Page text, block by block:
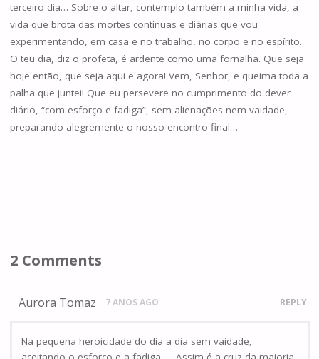
terceiro dia… Sobre o altar, contemplo também a minha vida, a
vida que brota das mortes contínuas e diárias que vou
experimentando, em casa e no trabalho, no corpo e no espírito.
O teu dia, diz o profeta, é ardente como uma fornalha. Que seja
hoje então, que seja aqui e agora! Vem, Senhor, e queima toda a
palha que juntei! Que eu persevere no cumprimento do dever
diário, “com esforço e fadiga”, sem alienações nem vaidade,
preparando alegremente o nosso encontro final…
2 Comments
Aurora Tomaz 7 ANOS AGO REPLY
Na pequena heroicidade do dia a dia sem vaidade,